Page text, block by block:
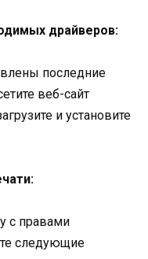
драйверов:
последние
веб-сайт
и установите
с правами
следующие